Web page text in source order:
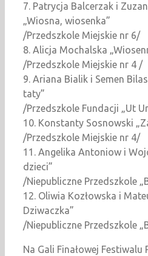
7. Patrycja Balcerzak i
„Wiosna, wiosenka”
/Przedszkole Miejskie nr 6/
8. Alicja Mochalska
/Przedszkole Miejskie nr 4 /
9. Ariana Bialik i Semen
taty”
/Przedszkole Fundacji „Ut
10. Konstanty Sosnowski
/Przedszkole Miejskie nr 4/
11. Angelika Antoniow i
dzieci”
/Niepubliczne Przedszkole
12. Oliwia Kozłowska i
Dziwaczka”
/Niepubliczne Przedszkole
Na Gali Finałowej Festiwalu